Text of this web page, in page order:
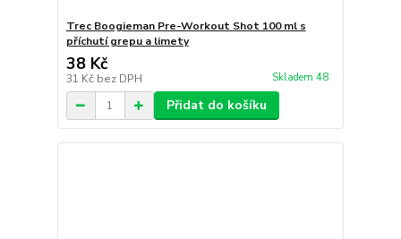
Trec Boogieman Pre-Workout Shot 100 ml s
příchutí grepu a limety
38 Kč
31 Kč bez DPH Skladem 48
Přidat do košíku